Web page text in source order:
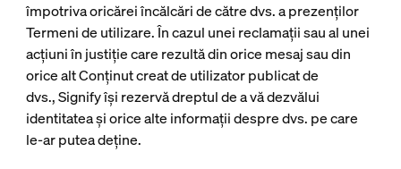
împotriva oricărei încălcări de către dvs. a prezenților
Termeni de utilizare. În cazul unei reclamații sau al unei
acțiuni în justiție care rezultă din orice mesaj sau din
orice alt Conținut creat de utilizator publicat de
dvs., Signify își rezervă dreptul de a vă dezvălui
identitatea și orice alte informații despre dvs. pe care
le-ar putea deține.